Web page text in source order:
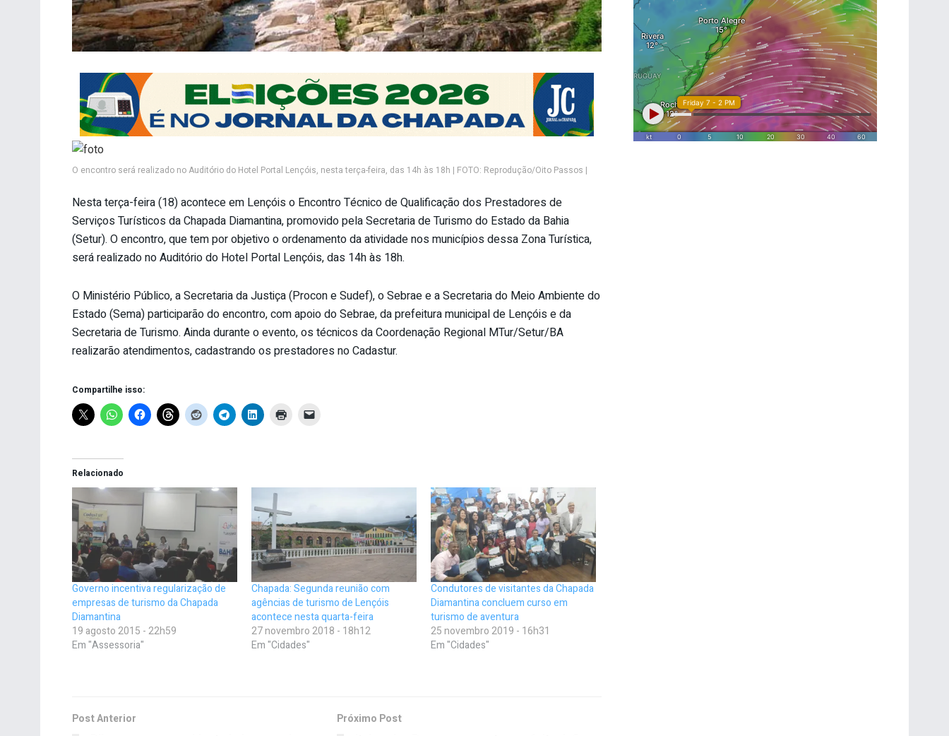
O encontro será realizado no Auditório do Hotel Portal Lençóis, nesta terça-feira, das 14h às 18h | FOTO: Reprodução/Oito Passos |
Nesta terça-feira (18) acontece em Lençóis o Encontro Técnico de Qualificação dos Prestadores de
Serviços Turísticos da Chapada Diamantina, promovido pela Secretaria de Turismo do Estado da Bahia
(Setur). O encontro, que tem por objetivo o ordenamento da atividade nos municípios dessa Zona Turística,
será realizado no Auditório do Hotel Portal Lençóis, das 14h às 18h.
O Ministério Público, a Secretaria da Justiça (Procon e Sudef), o Sebrae e a Secretaria do Meio Ambiente do
Estado (Sema) participarão do encontro, com apoio do Sebrae, da prefeitura municipal de Lençóis e da
Secretaria de Turismo. Ainda durante o evento, os técnicos da Coordenação Regional MTur/Setur/BA
realizarão atendimentos, cadastrando os prestadores no Cadastur.
Compartilhe isso:
Relacionado
Governo incentiva regularização de
empresas de turismo da Chapada
Diamantina
19 agosto 2015 - 22h59
Em "Assessoria"
Chapada: Segunda reunião com
agências de turismo de Lençóis
acontece nesta quarta-feira
27 novembro 2018 - 18h12
Em "Cidades"
Condutores de visitantes da Chapada
Diamantina concluem curso em
turismo de aventura
25 novembro 2019 - 16h31
Em "Cidades"
Post Anterior Próximo Post